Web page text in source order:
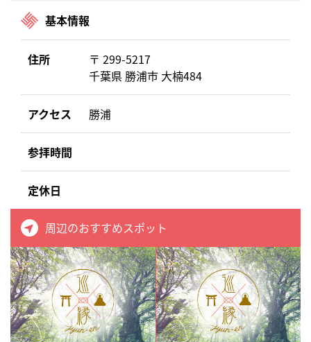
基本情報
住所
〒 299-5217
千葉県 勝浦市 大楠484
アクセス 勝浦
参拝時間
定休日
周辺のおすすめスポット